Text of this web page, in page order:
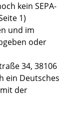
kein SEPA-
1)
und im
oder
34, 38106
ein Deutsches
der